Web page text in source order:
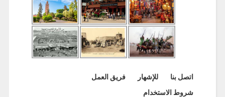
اتصل بنا للإشهار
فريق العمل
شروط الاستخدام